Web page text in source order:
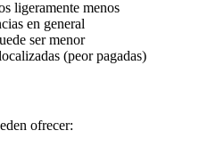
ligeramente menos
en general
ser menor
(peor pagadas)
ofrecer: